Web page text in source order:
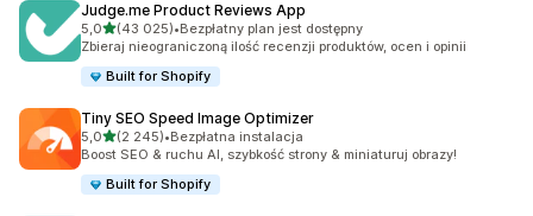
Judge.me Product Reviews App
5,0na 5 gwiazdek
(43 025)
Łączna liczba recenzji: 43025
•Bezpłatny plan jest dostępny
Zbieraj nieograniczoną ilość recenzji produktów, ocen i opinii
Built for Shopify
Tiny SEO Speed Image Optimizer
5,0na 5 gwiazdek
(2 245)
Łączna liczba recenzji: 2245
•Bezpłatna instalacja
Boost SEO & ruchu AI, szybkość strony & miniaturuj obrazy!
Built for Shopify